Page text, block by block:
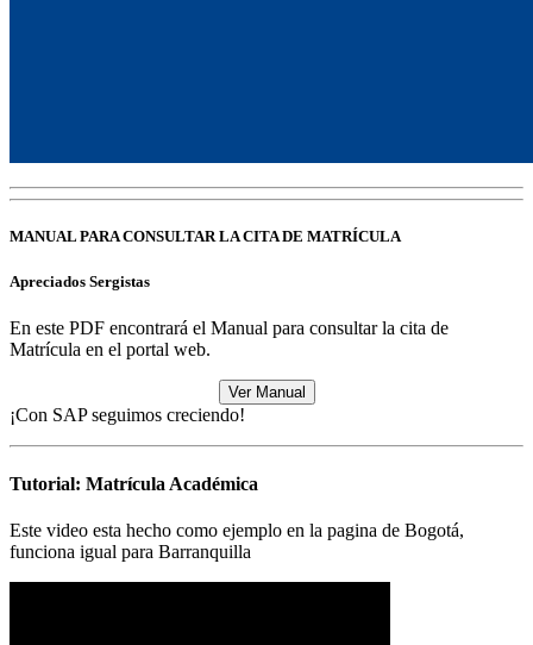
MANUAL PARA CONSULTAR LA CITA DE MATRÍCULA
Apreciados Sergistas
En este PDF encontrará el Manual para consultar la cita de
Matrícula en el portal web.
Ver Manual
¡Con SAP seguimos creciendo!
Tutorial: Matrícula Académica
Este video esta hecho como ejemplo en la pagina de Bogotá,
funciona igual para Barranquilla